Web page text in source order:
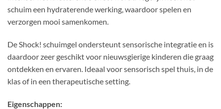
schuim een hydraterende werking, waardoor spelen en
verzorgen mooi samenkomen.
De Shock! schuimgel ondersteunt sensorische integratie en is
daardoor zeer geschikt voor nieuwsgierige kinderen die graag
ontdekken en ervaren. Ideaal voor sensorisch spel thuis, in de
klas of in een therapeutische setting.
Eigenschappen: